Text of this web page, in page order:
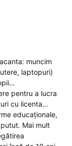
muncim
laptopuri)
pentru a lucra
cu licenta…
educaționale,
Mai mult